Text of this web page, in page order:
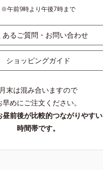
午前9時より午後7時まで
あるご質問・お問い合わせ
ショッピングガイド
月末は混み合いますので
早めにご注文ください。
昼前後が比較的つながりやすい
時間帯です。